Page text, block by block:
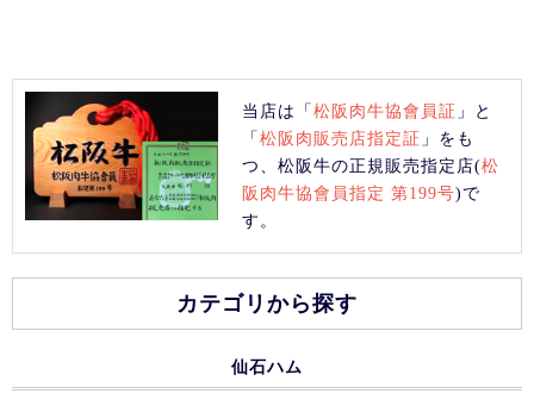
当店は「松阪肉牛協會員証 」と
「松阪肉販売店指定証 」をも
つ、松阪牛の正規販売指定店(松
阪肉牛協會員指定 第199号)で
す。
カテゴリから探す
仙石ハム